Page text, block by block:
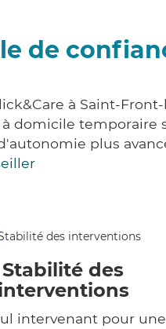
de
à Saint-
domicile temporaire
plus
Stabilité des
intervenant pour une